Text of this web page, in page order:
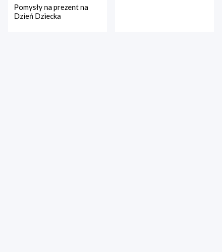
Pomysły na prezent na
Dzień Dziecka